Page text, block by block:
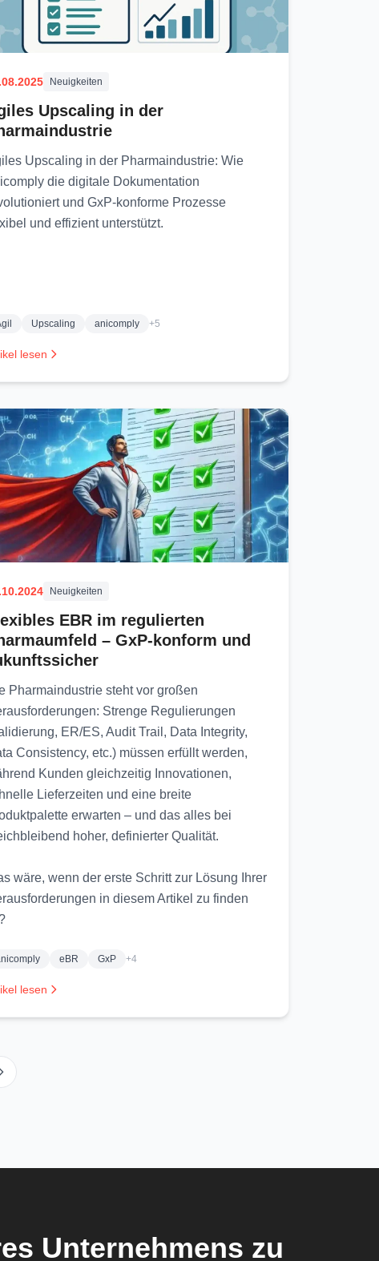
Neuigkeiten
Upscaling in der
Upscaling in der Pharmaindustrie: Wie
die digitale Dokumentation
und GxP-konforme Prozesse
und effizient unterstützt.
Upscaling anicomply +5
lesen
Neuigkeiten
EBR im regulierten
– GxP-konform und
Pharmaindustrie steht vor großen
Strenge Regulierungen
ER/ES, Audit Trail, Data Integrity,
Consistency, etc.) müssen erfüllt werden,
Kunden gleichzeitig Innovationen,
Lieferzeiten und eine breite
erwarten – und das alles bei
hoher, definierter Qualität.
wäre, wenn der erste Schritt zur Lösung Ihrer
in diesem Artikel zu finden
eBR GxP +4
lesen
Unternehmens zu